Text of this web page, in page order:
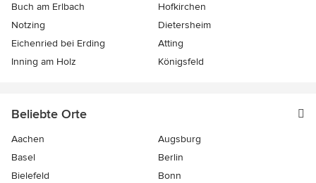
Buch am Erlbach
Hofkirchen
Notzing
Dietersheim
Eichenried bei Erding
Atting
Inning am Holz
Königsfeld
Beliebte Orte
Aachen
Augsburg
Basel
Berlin
Bielefeld
Bonn